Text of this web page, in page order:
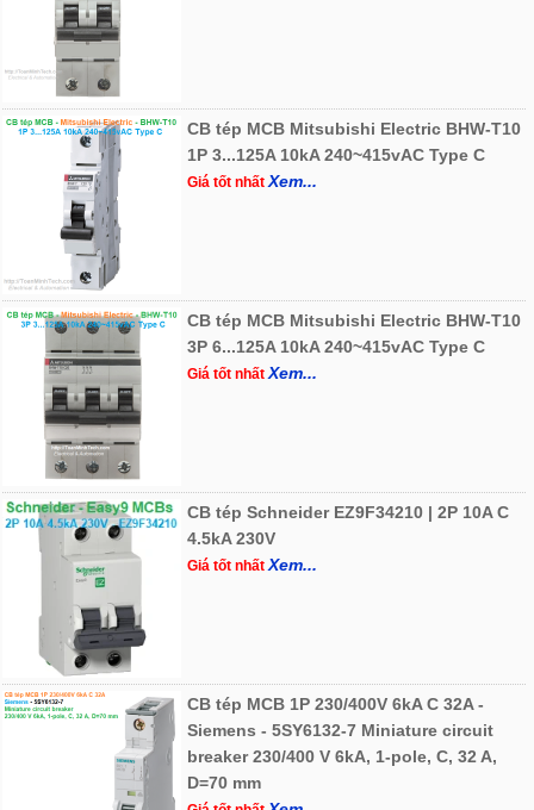
CB tép MCB Mitsubishi Electric BHW-T10
1P 3...125A 10kA 240~415vAC Type C
Giá tốt nhấtXem...
CB tép MCB Mitsubishi Electric BHW-T10
3P 6...125A 10kA 240~415vAC Type C
Giá tốt nhấtXem...
CB tép Schneider EZ9F34210 | 2P 10A C
4.5kA 230V
Giá tốt nhấtXem...
CB tép MCB 1P 230/400V 6kA C 32A -
Siemens - 5SY6132-7 Miniature circuit
breaker 230/400 V 6kA, 1-pole, C, 32 A,
D=70 mm